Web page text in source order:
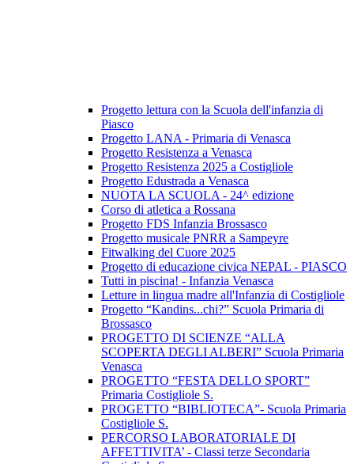
Progetto lettura con la Scuola dell'infanzia di
Piasco
Progetto LANA - Primaria di Venasca
Progetto Resistenza a Venasca
Progetto Resistenza 2025 a Costigliole
Progetto Edustrada a Venasca
NUOTA LA SCUOLA - 24^ edizione
Corso di atletica a Rossana
Progetto FDS Infanzia Brossasco
Progetto musicale PNRR a Sampeyre
Fitwalking del Cuore 2025
Progetto di educazione civica NEPAL - PIASCO
Tutti in piscina! - Infanzia Venasca
Letture in lingua madre all'Infanzia di Costigliole
Progetto “Kandins...chi?” Scuola Primaria di
Brossasco
PROGETTO DI SCIENZE “ALLA
SCOPERTA DEGLI ALBERI” Scuola Primaria
Venasca
PROGETTO “FESTA DELLO SPORT”
Primaria Costigliole S.
PROGETTO “BIBLIOTECA”- Scuola Primaria
Costigliole S.
PERCORSO LABORATORIALE DI
AFFETTIVITA’ - Classi terze Secondaria